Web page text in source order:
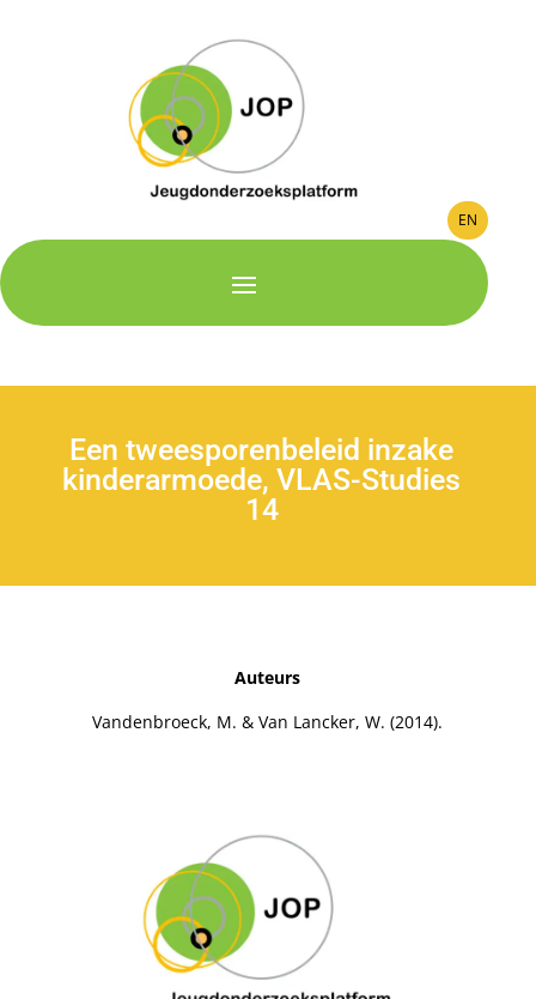
EN
Een tweesporenbeleid inzake
kinderarmoede, VLAS-Studies
14
Auteurs
Vandenbroeck, M. & Van Lancker, W. (2014).